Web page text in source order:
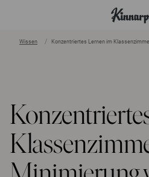
Wissen Konzentriertes Lernen im